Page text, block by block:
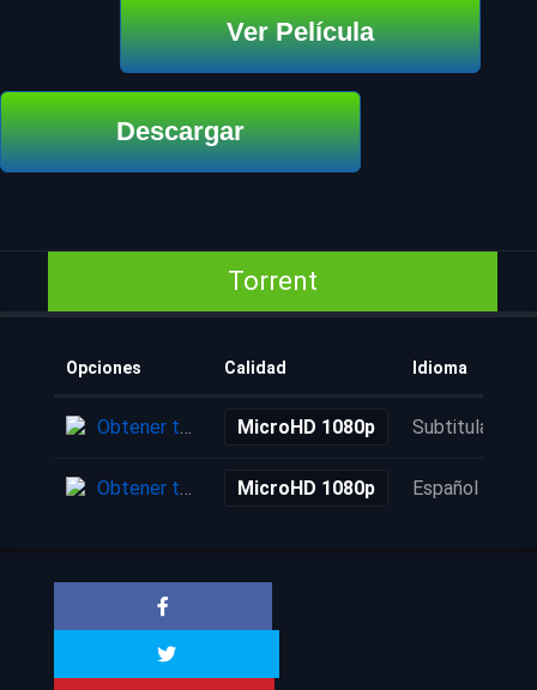
Ver Película
Descargar
Torrent
Opciones Calidad Idioma
Obtener torrent MicroHD 1080p Subtitulada
Obtener torrent MicroHD 1080p Español